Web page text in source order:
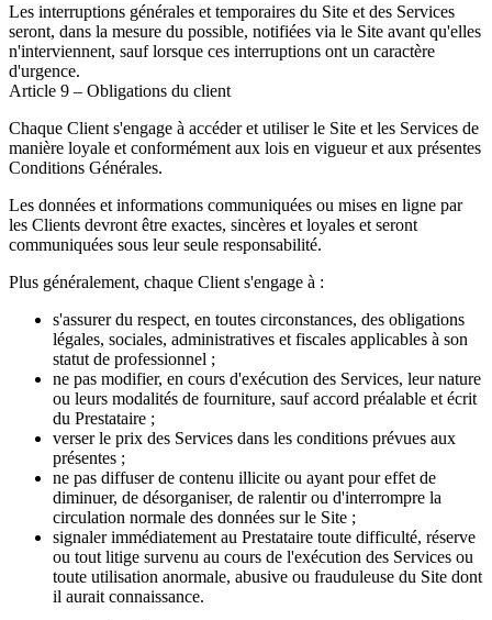
Les interruptions générales et temporaires du Site et des Services
seront, dans la mesure du possible, notifiées via le Site avant qu'elles
n'interviennent, sauf lorsque ces interruptions ont un caractère
d'urgence.
Article 9 – Obligations du client
Chaque Client s'engage à accéder et utiliser le Site et les Services de
manière loyale et conformément aux lois en vigueur et aux présentes
Conditions Générales.
Les données et informations communiquées ou mises en ligne par
les Clients devront être exactes, sincères et loyales et seront
communiquées sous leur seule responsabilité.
Plus généralement, chaque Client s'engage à :
s'assurer du respect, en toutes circonstances, des obligations
légales, sociales, administratives et fiscales applicables à son
statut de professionnel ;
ne pas modifier, en cours d'exécution des Services, leur nature
ou leurs modalités de fourniture, sauf accord préalable et écrit
du Prestataire ;
verser le prix des Services dans les conditions prévues aux
présentes ;
ne pas diffuser de contenu illicite ou ayant pour effet de
diminuer, de désorganiser, de ralentir ou d'interrompre la
circulation normale des données sur le Site ;
signaler immédiatement au Prestataire toute difficulté, réserve
ou tout litige survenu au cours de l'exécution des Services ou
toute utilisation anormale, abusive ou frauduleuse du Site dont
il aurait connaissance.